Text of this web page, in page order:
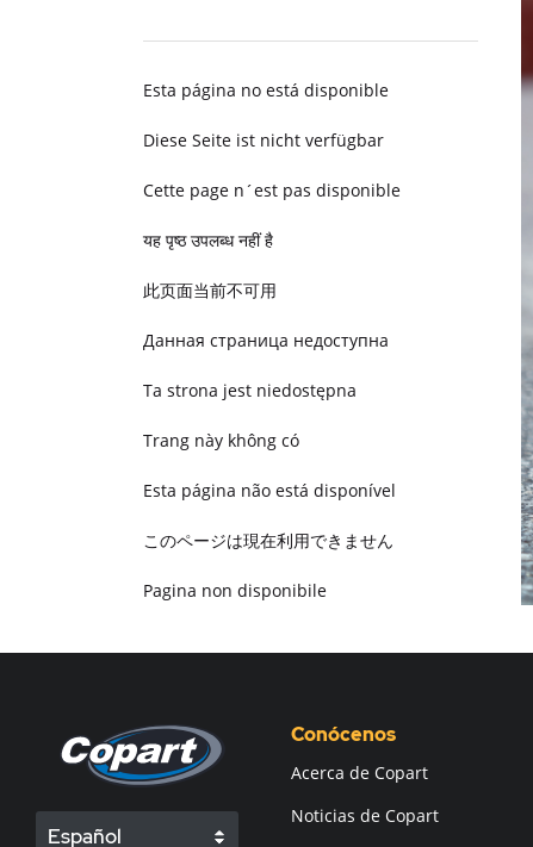
Esta página no está disponible
Diese Seite ist nicht verfügbar
Cette page n´est pas disponible
यह पृष्ठ उपलब्ध नहीं है
此页面当前不可用
Данная страница недоступна
Ta strona jest niedostępna
Trang này không có
Esta página não está disponível
このページは現在利用できません
Pagina non disponibile
Español
Conócenos
Acerca de Copart
Noticias de Copart